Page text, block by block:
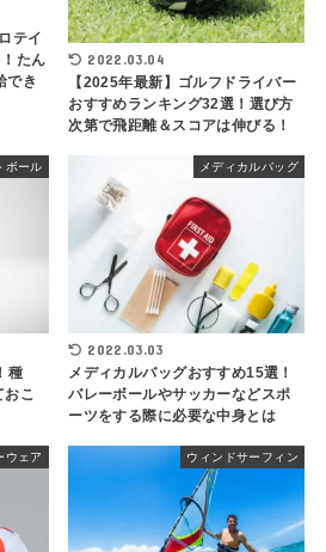
テイ
たん
でき
2022.03.04
【2025年最新】ゴルフドライバー
おすすめランキング32選！選び方
次第で飛距離＆スコアは伸びる！
ボール
種
こ
メディカルバッグ
2022.03.03
メディカルバッグおすすめ15選！
バレーボールやサッカーなどスポ
ーツをする際に必要な中身とは
ウェア ウィンドサーフィン